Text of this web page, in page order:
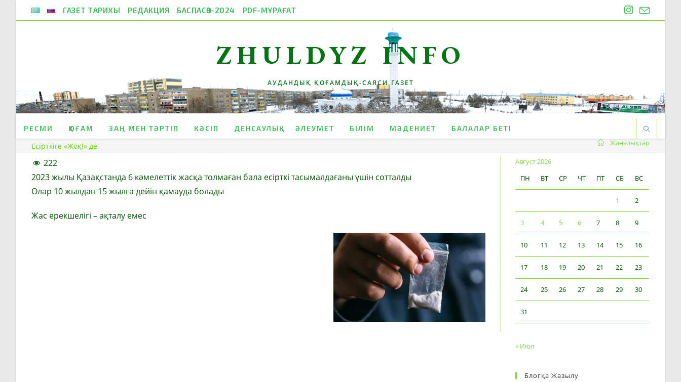
ГАЗЕТ ТАРИХЫ РЕДАКЦИЯ БАСПАСӨЗ-2024 PDF-МҰРАҒАТ
ZHULDYZ INFO
АУДАНДЫҚ ҚОҒАМДЫҚ-САЯСИ ГАЗЕТ
РЕСМИ ҚОҒАМ ЗАҢ МЕН ТӘРТІП КӘСІП ДЕНСАУЛЫҚ ӘЛЕУМЕТ БІЛІМ МӘДЕНИЕТ БАЛАЛАР БЕТІ
Есірткіге «Жоқ!» де Жаңалықтар
222
2023 жылы Қазақстанда 6 кәмелеттік жасқа толмаған бала есірткі тасымалдағаны үшін сотталды
Олар 10 жылдан 15 жылға дейін қамауда болады
Жас ерекшелігі – ақталу емес
Август 2026
ПН
ВТ СР ЧТ ПТ СБ ВС
1 2
3 4 5 6 7 8 9
10 11 12 13 14 15 16
17 18 19 20 21 22 23
24 25 26 27 28 29 30
31
« Июл
Блогқа Жазылу